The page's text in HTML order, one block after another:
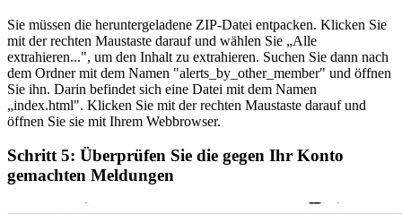
Sie müssen die heruntergeladene ZIP-Datei entpacken. Klicken Sie
mit der rechten Maustaste darauf und wählen Sie „Alle
extrahieren...", um den Inhalt zu extrahieren. Suchen Sie dann nach
dem Ordner mit dem Namen "alerts_by_other_member" und öffnen
Sie ihn. Darin befindet sich eine Datei mit dem Namen
„index.html". Klicken Sie mit der rechten Maustaste darauf und
öffnen Sie sie mit Ihrem Webbrowser.
Schritt 5: Überprüfen Sie die gegen Ihr Konto
gemachten Meldungen